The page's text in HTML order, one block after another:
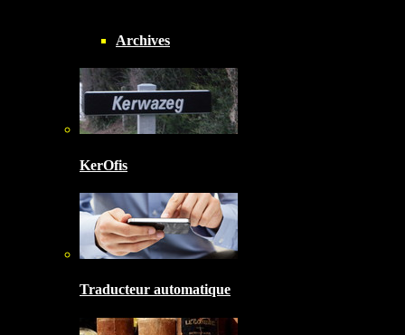
Archives
KerOfis
Traducteur automatique